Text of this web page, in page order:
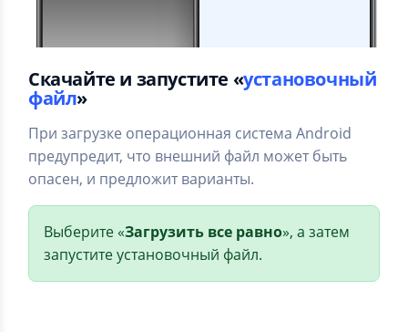
Скачайте и запустите «установочный
файл»
При загрузке операционная система Android
предупредит, что внешний файл может быть
опасен, и предложит варианты.
Выберите «Загрузить все равно», а затем
запустите установочный файл.